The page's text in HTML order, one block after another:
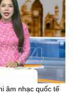
âm nhạc quốc tế